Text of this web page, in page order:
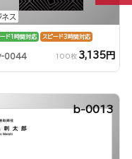
ネス
ード1時間対応 スピード3時間対応
0044 100枚 3,135円
b-0013